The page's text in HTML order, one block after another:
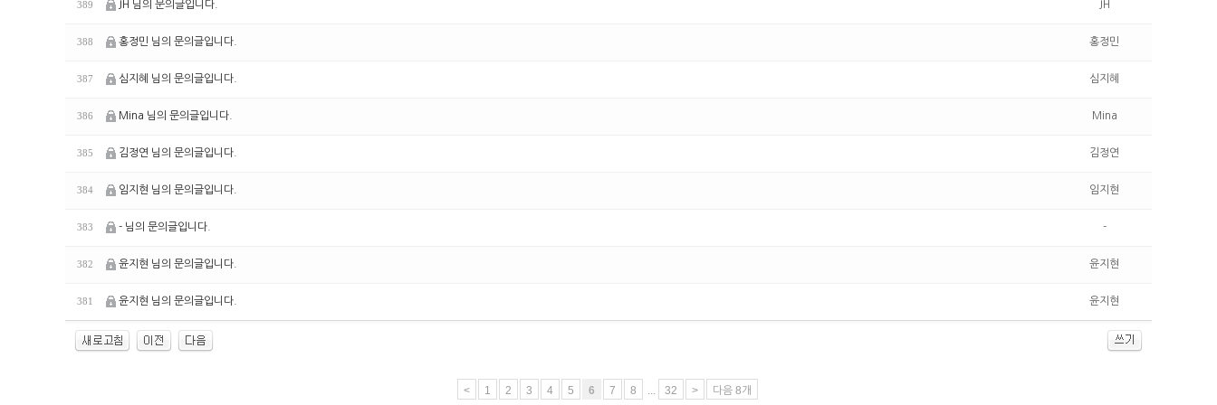
389 JH 님의 문의글입니다. JH
388 홍정민 님의 문의글입니다. 홍정민
387 심지혜 님의 문의글입니다. 심지혜
386 Mina 님의 문의글입니다. Mina
385 김정연 님의 문의글입니다. 김정연
384 임지현 님의 문의글입니다. 임지현
383 - 님의 문의글입니다. -
382 윤지현 님의 문의글입니다. 윤지현
381 윤지현 님의 문의글입니다. 윤지현
< 1 2 3 4 5 6 7 8 ... 32 > 다음 8개